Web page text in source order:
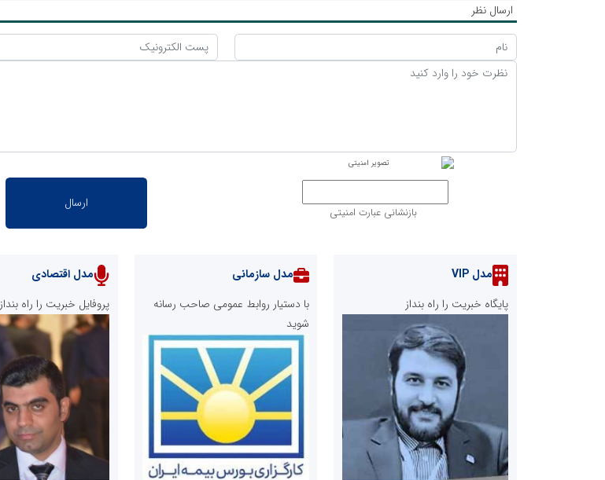
ارسال نظر
بازنشانی عبارت امنیتی
مدل VIP
پایگاه خبریت را راه بنداز
مدل سازمانی
با دستیار روابط عمومی صاحب رسانه
شوید
مدل اقتصادی
پروفایل خبریت را راه بنداز